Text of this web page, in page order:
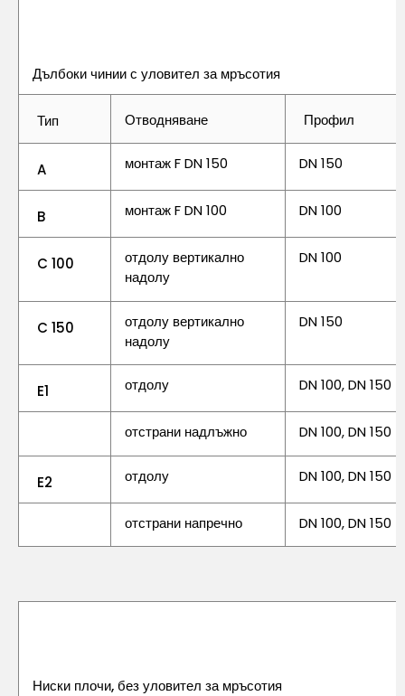
Дълбоки чинии с уловител за мръсотия
Тип Отводняване Профил
A монтаж F DN 150 DN 150
B монтаж F DN 100 DN 100
C 100
отдолу вертикално
надолу
DN 100
C 150
отдолу вертикално
надолу
DN 150
E1 отдолу DN 100, DN 150
отстрани надлъжно DN 100, DN 150
E2 отдолу DN 100, DN 150
отстрани напречно DN 100, DN 150
Ниски плочи, без уловител за мръсотия